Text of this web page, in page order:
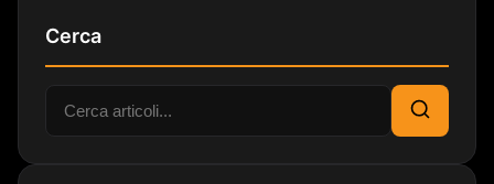
Cerca
Cerca:
Cerca